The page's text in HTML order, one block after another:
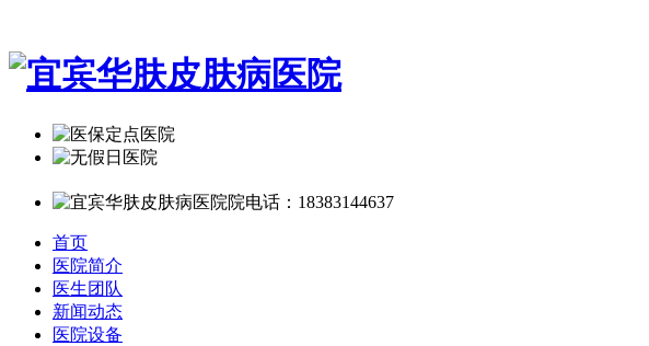
首页
医院简介
医生团队
新闻动态
医院设备